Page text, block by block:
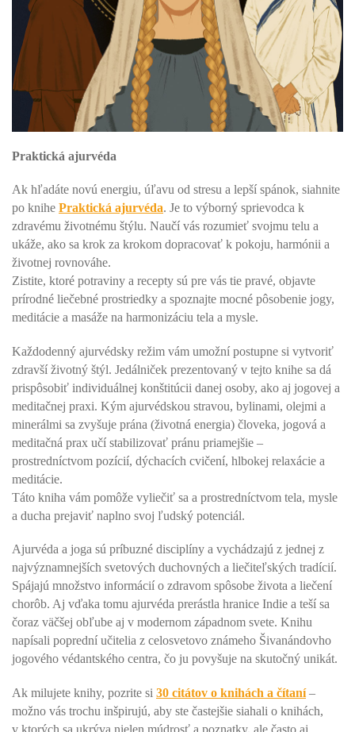
Praktická ajurvéda
Ak hľadáte novú energiu, úľavu od stresu a lepší spánok, siahnite
po knihe Praktická ajurvéda. Je to výborný sprievodca k
zdravému životnému štýlu. Naučí vás rozumieť svojmu telu a
ukáže, ako sa krok za krokom dopracovať k pokoju, harmónii a
životnej rovnováhe.
Zistite, ktoré potraviny a recepty sú pre vás tie pravé, objavte
prírodné liečebné prostriedky a spoznajte mocné pôsobenie jogy,
meditácie a masáže na harmonizáciu tela a mysle.
Každodenný ajurvédsky režim vám umožní postupne si vytvoriť
zdravší životný štýl. Jedálniček prezentovaný v tejto knihe sa dá
prispôsobiť individuálnej konštitúcii danej osoby, ako aj jogovej a
meditačnej praxi. Kým ajurvédskou stravou, bylinami, olejmi a
minerálmi sa zvyšuje prána (životná energia) človeka, jogová a
meditačná prax učí stabilizovať pránu priamejšie –
prostredníctvom pozícií, dýchacích cvičení, hlbokej relaxácie a
meditácie.
Táto kniha vám pomôže vyliečiť sa a prostredníctvom tela, mysle
a ducha prejaviť naplno svoj ľudský potenciál.
Ajurvéda a joga sú príbuzné disciplíny a vychádzajú z jednej z
najvýznamnejších svetových duchovných a liečiteľských tradícií.
Spájajú množstvo informácií o zdravom spôsobe života a liečení
chorôb. Aj vďaka tomu ajurvéda prerástla hranice Indie a teší sa
čoraz väčšej obľube aj v modernom západnom svete. Knihu
napísali poprední učitelia z celosvetovo známeho Šivanándovho
jogového védantského centra, čo ju povyšuje na skutočný unikát.
Ak milujete knihy, pozrite si 30 citátov o knihách a čítaní–
možno vás trochu inšpirujú, aby ste častejšie siahali o knihách,
v ktorých sa ukrýva nielen múdrosť a poznatky, ale často aj